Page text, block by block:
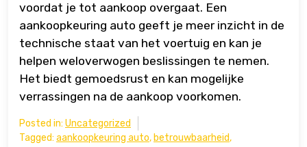
voordat je tot aankoop overgaat. Een
aankoopkeuring auto geeft je meer inzicht in de
technische staat van het voertuig en kan je
helpen weloverwogen beslissingen te nemen.
Het biedt gemoedsrust en kan mogelijke
verrassingen na de aankoop voorkomen.
Posted in: Uncategorized
Tagged: aankoopkeuring auto, betrouwbaarheid,